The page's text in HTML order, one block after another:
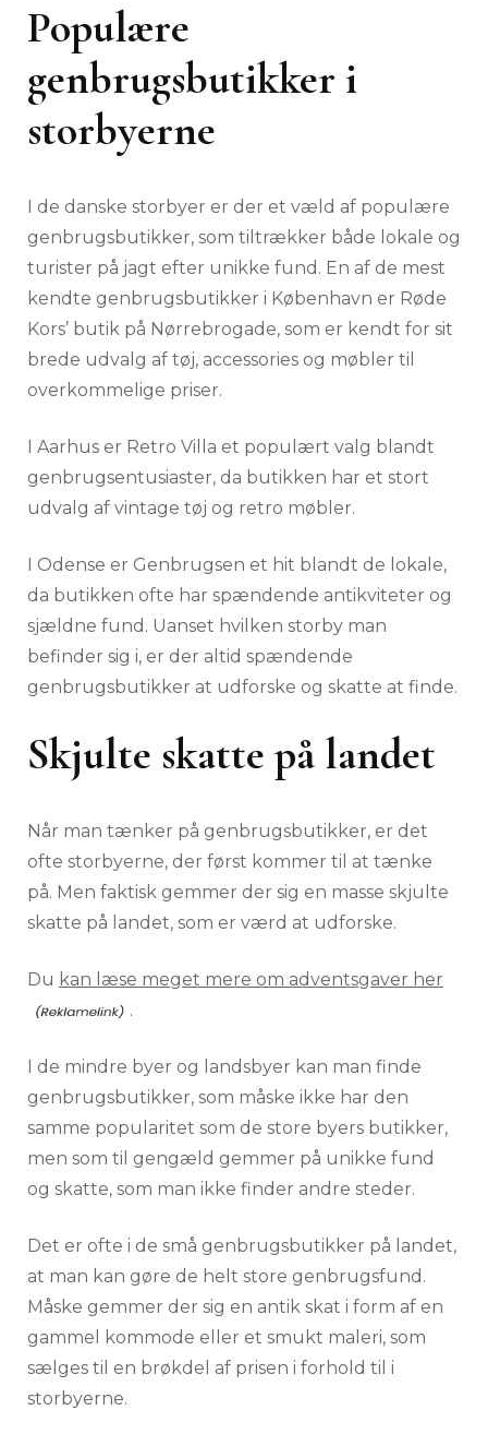
Populære
genbrugsbutikker i
storbyerne
I de danske storbyer er der et væld af populære
genbrugsbutikker, som tiltrækker både lokale og
turister på jagt efter unikke fund. En af de mest
kendte genbrugsbutikker i København er Røde
Kors’ butik på Nørrebrogade, som er kendt for sit
brede udvalg af tøj, accessories og møbler til
overkommelige priser.
I Aarhus er Retro Villa et populært valg blandt
genbrugsentusiaster, da butikken har et stort
udvalg af vintage tøj og retro møbler.
I Odense er Genbrugsen et hit blandt de lokale,
da butikken ofte har spændende antikviteter og
sjældne fund. Uanset hvilken storby man
befinder sig i, er der altid spændende
genbrugsbutikker at udforske og skatte at finde.
Skjulte skatte på landet
Når man tænker på genbrugsbutikker, er det
ofte storbyerne, der først kommer til at tænke
på. Men faktisk gemmer der sig en masse skjulte
skatte på landet, som er værd at udforske.
Du kan læse meget mere om adventsgaver her
.
I de mindre byer og landsbyer kan man finde
genbrugsbutikker, som måske ikke har den
samme popularitet som de store byers butikker,
men som til gengæld gemmer på unikke fund
og skatte, som man ikke finder andre steder.
Det er ofte i de små genbrugsbutikker på landet,
at man kan gøre de helt store genbrugsfund.
Måske gemmer der sig en antik skat i form af en
gammel kommode eller et smukt maleri, som
sælges til en brøkdel af prisen i forhold til i
storbyerne.